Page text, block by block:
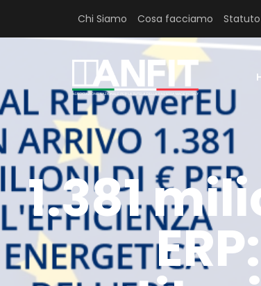
Chi Siamo Cosa facciamo Statuto
1.381